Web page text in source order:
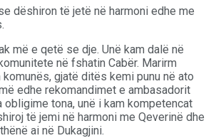
dëshiron të jetë në harmoni edhe me
më e qetë se dje. Unë kam dalë në
në fshatin Cabër. Marirm
gjatë ditës kemi punu në ato
edhe rekomandimet e ambasadorit
obligime tona, unë i kam kompetencat
të jemi në harmoni me Qeverinë dhe
ai në Dukagjini.